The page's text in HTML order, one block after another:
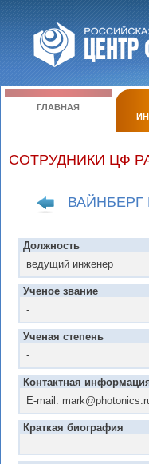
ГЛАВНАЯ
СОТРУДНИКИ ЦФ
Должность
ведущий инженер
Ученое звание
-
Ученая степень
-
Контактная
E-mail:
Краткая биография